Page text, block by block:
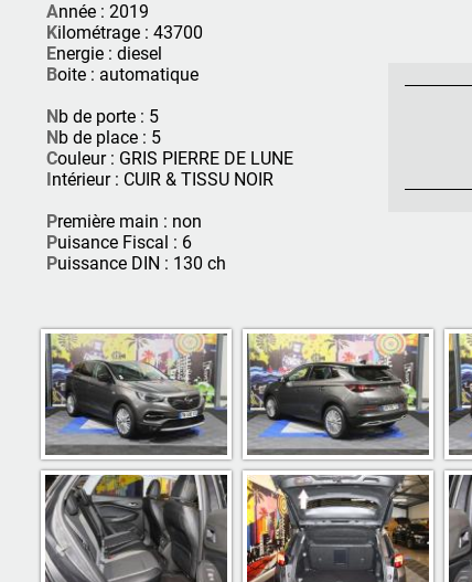
Année : 2019
Kilométrage : 43700
Energie : diesel
Boite : automatique
Nb de porte : 5
Nb de place : 5
Couleur : GRIS PIERRE DE LUNE
Intérieur : CUIR & TISSU NOIR
Première main : non
Puisance Fiscal : 6
Puissance DIN : 130 ch